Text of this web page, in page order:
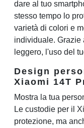
dare al tuo
stesso tempo lo
varietà di colori e
individuale. Grazie
leggero, l'uso del
Design
Xiaomi 14T
Mostra la tua
Le custodie per il
protezione, ma